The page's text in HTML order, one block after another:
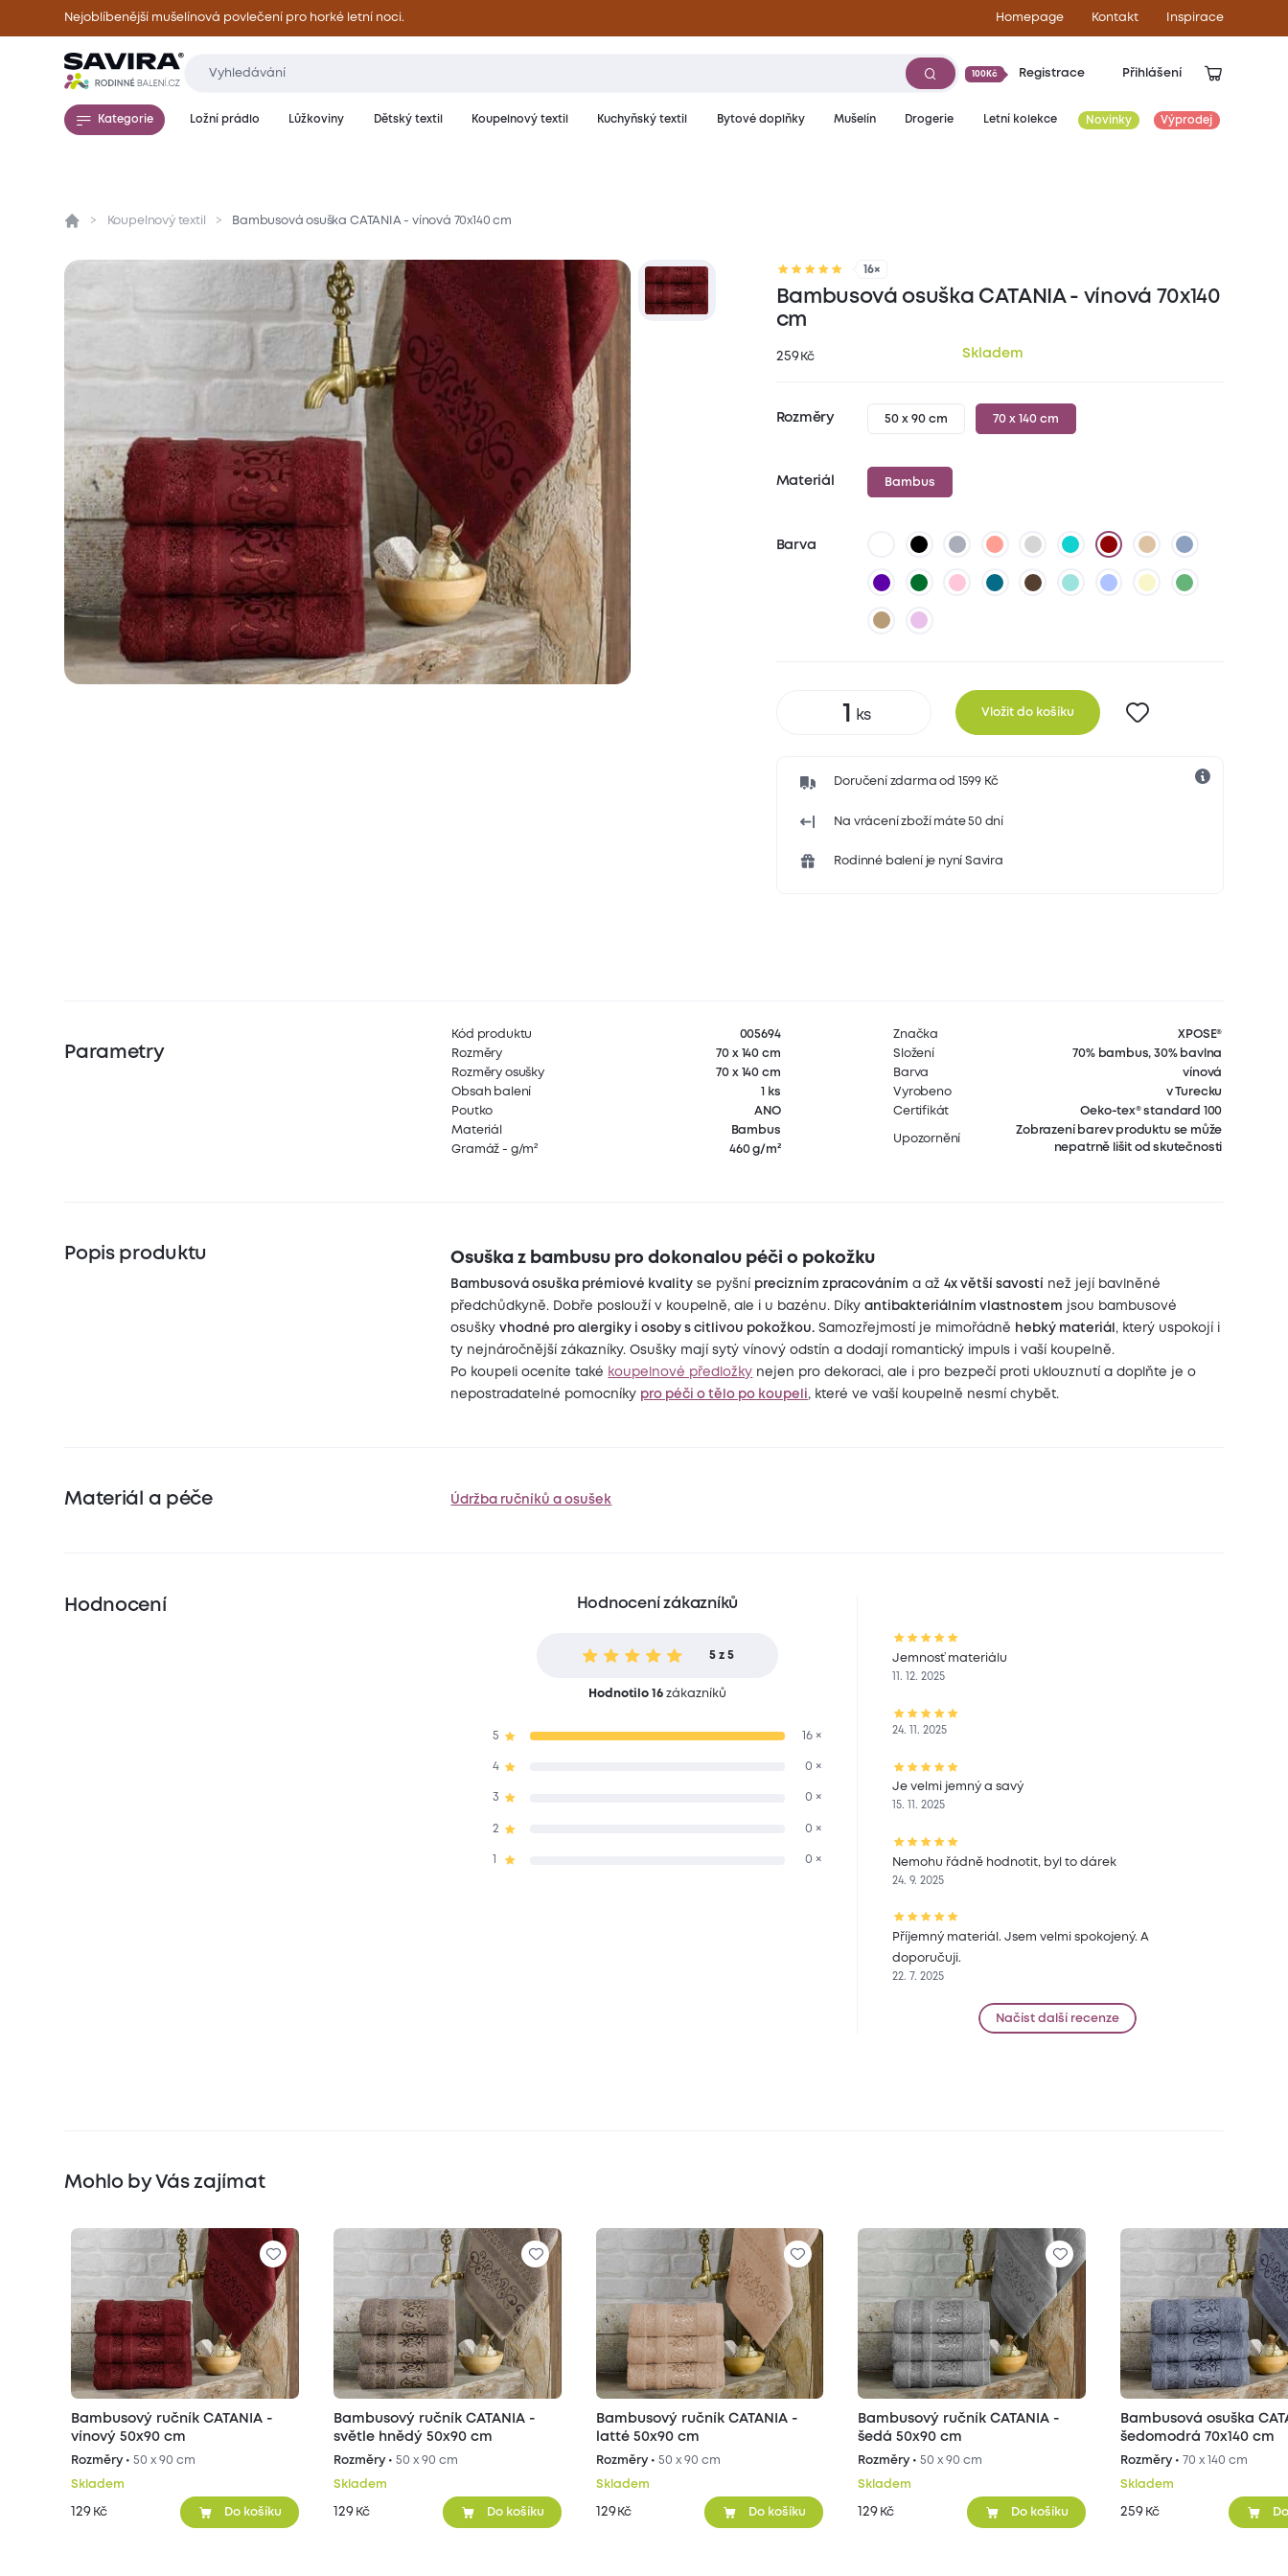
Nejoblíbenější mušelínová povlečení pro horké letní noci. Homepage Kontakt Inspirace
100Kč Registrace Přihlášení
Kategorie Ložní prádlo Lůžkoviny Dětský textil Koupelnový textil Kuchyňský textil Bytové doplňky Mušelín Drogerie Letní kolekce Novinky Výprodej
Přehled Parametry Popis produktu Materiál a péče
Koupelnový textil Bambusová osuška CATANIA - vínová 70x140 cm
16×
Bambusová osuška CATANIA - vínová 70x140
cm
259 Kč Skladem
Rozměry 50 x 90 cm 70 x 140 cm
Materiál Bambus
Barva
Vložit do košíku
Doručení zdarma od 1599 Kč
Na vrácení zboží máte 50 dní
Rodinné balení je nyní Savira
Parametry
Kód produktu
005694
Rozměry
70 x 140 cm
Rozměry osušky
70 x 140 cm
Obsah balení
1 ks
Poutko
ANO
Materiál
Bambus
Gramáž - g/m²
460 g/m²
Značka
XPOSE®
Složení
70% bambus, 30% bavlna
Barva
vínová
Vyrobeno
v Turecku
Certifikát
Oeko-tex® standard 100
Upozornění
Zobrazení barev produktu se může
nepatrně lišit od skutečnosti
Popis produktu Osuška z bambusu pro dokonalou péči o pokožku
Bambusová osuška prémiové kvality se pyšní precizním zpracováním a až4x větší savostí než její bavlněné
předchůdkyně. Dobře poslouží v koupelně, ale i u bazénu. Díkyantibakteriálním vlastnostem jsou bambusové
osuškyvhodné pro alergiky i osoby s citlivou pokožkou. Samozřejmostí je mimořádně hebký materiál , který uspokojí i
ty nejnáročnější zákazníky. Osušky mají sytý vínový odstín a dodají romantický impuls i vaší koupelně.
Po koupeli oceníte také koupelnové předložky nejen pro dekoraci, ale i pro bezpečí proti uklouznutí a doplňte je o
nepostradatelné pomocníky pro péči o tělo po koupeli, které ve vaší koupelně nesmí chybět.
Materiál a péče Údržba ručníků a osušek
Hodnocení Hodnocení zákazníků
5 z 5
Hodnotilo 16zákazníků
5 16 ×
4 0 ×
3 0 ×
2 0 ×
0 ×
Jemnosť materiálu
11. 12. 2025
24. 11. 2025
Je velmi jemný a savý
15. 11. 2025
Nemohu řádně hodnotit, byl to dárek
24. 9. 2025
Příjemný materiál. Jsem velmi spokojený. A
doporučuji.
22. 7. 2025
Načíst další recenze
Mohlo by Vás zajímat
Bambusový ručník CATANIA -
vínový 50x90 cm
Rozměry •50 x 90 cm
Skladem
129 Kč Do košíku
Bambusový ručník CATANIA -
světle hnědý 50x90 cm
Rozměry • 50 x 90 cm
Skladem
129 Kč Do košíku
Bambusový ručník CATANIA -
latté 50x90 cm
Rozměry • 50 x 90 cm
Skladem
129 Kč Do košíku
Bambusový ručník CATANIA -
šedá 50x90 cm
Rozměry •50 x 90 cm
Skladem
129 Kč Do košíku
Bambusová osuška
šedomodrá 70x140 cm
Rozměry • 70 x 140 cm
Skladem
259 Kč